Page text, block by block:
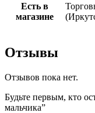
Есть в
магазине
Отзывы
Отзывов пока нет.
Будьте первым, кто
мальчика”